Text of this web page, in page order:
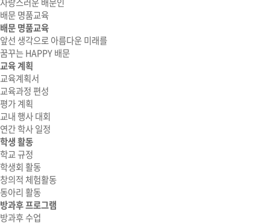
배문 명품교육
배문 명품교육
앞선 생각으로 아름다운 미래를
꿈꾸는 HAPPY 배문
교육 계획
교육계획서
교육과정 편성
평가 계획
교내 행사 대회
연간 학사 일정
학생 활동
학교 규정
학생회 활동
창의적 체험활동
동아리 활동
방과후 프로그램
방과후 수업